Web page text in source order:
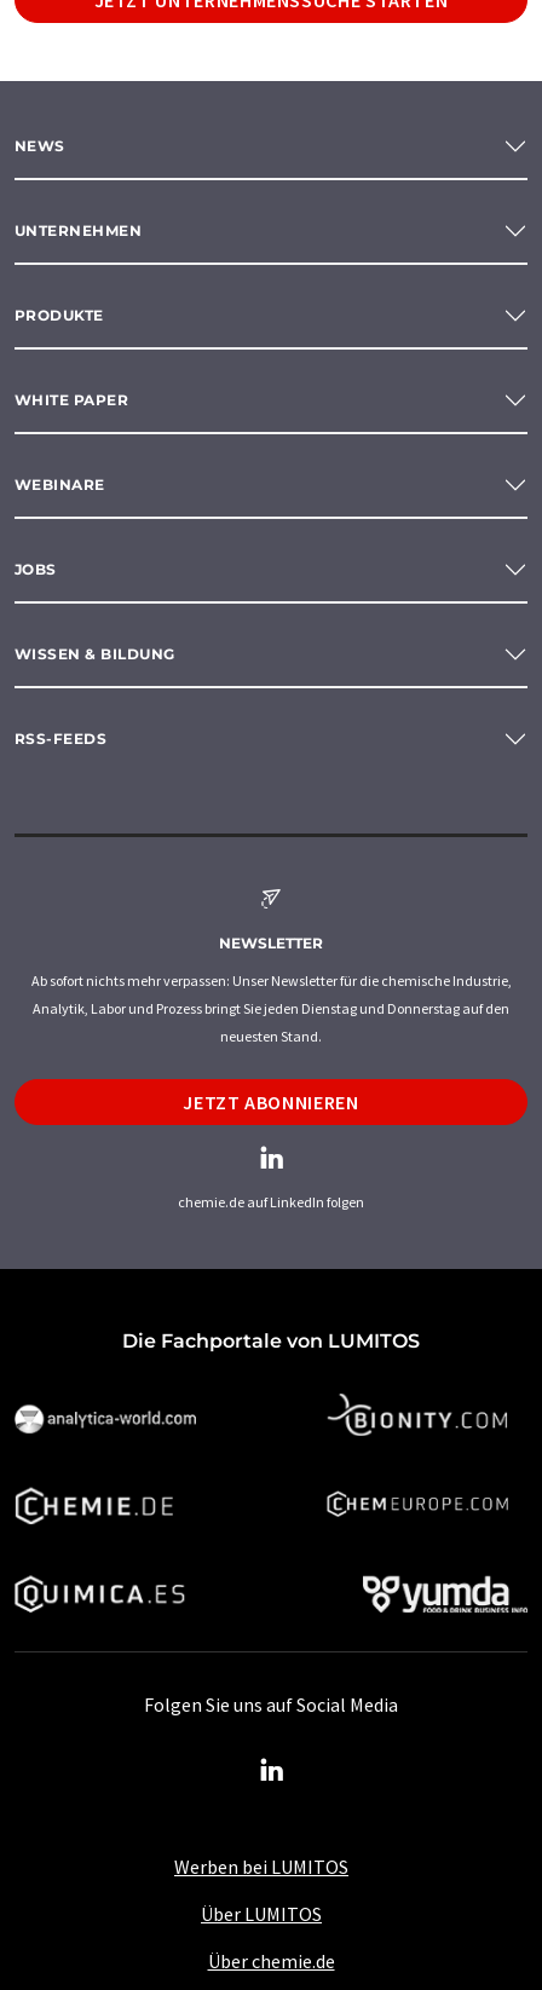
NEWS
UNTERNEHMEN
PRODUKTE
WHITE PAPER
WEBINARE
JOBS
WISSEN & BILDUNG
RSS-FEEDS
NEWSLETTER
Ab sofort nichts mehr verpassen: Unser Newsletter für die chemische Industrie,
Analytik, Labor und Prozess bringt Sie jeden Dienstag und Donnerstag auf den
neuesten Stand.
JETZT ABONNIEREN
chemie.de auf LinkedIn folgen
Die Fachportale von LUMITOS
Werben bei LUMITOS
Über LUMITOS
Über chemie.de
Folgen Sie uns auf Social Media